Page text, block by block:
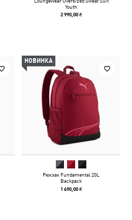
Youth
2 990,00 ₴
НОВИНКА
Рюкзак Fundamental 20L
Backpack
1 690,00 ₴